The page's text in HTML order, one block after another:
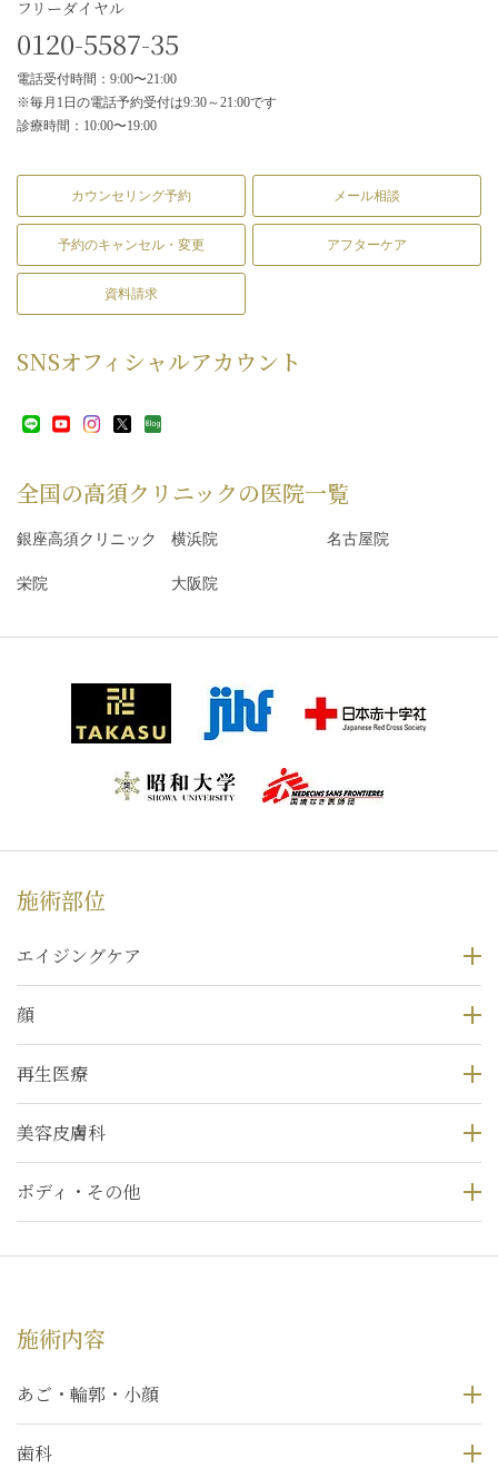
フリーダイヤル
0120-5587-35
電話受付時間：9:00〜21:00
※毎月1日の電話予約受付は9:30～21:00です
診療時間：10:00〜19:00
カウンセリング予約 メール相談
予約のキャンセル・変更 アフターケア
資料請求
SNSオフィシャルアカウント
全国の高須クリニックの医院一覧
銀座高須クリニック 横浜院 名古屋院
栄院 大阪院
施術部位
エイジングケア
顔
再生医療
美容皮膚科
ボディ・その他
施術内容
あご・輪郭・小顔
歯科